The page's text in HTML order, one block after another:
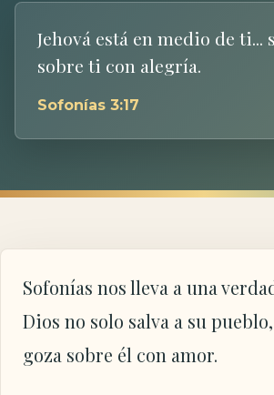
Jehová está en medio de ti...
sobre ti con alegría.
Sofonías 3:17
Sofonías nos lleva a una
Dios no solo salva a su
goza sobre él con amor.